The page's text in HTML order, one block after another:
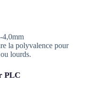
4,0mm
la polyvalence pour
lourds.
PLC